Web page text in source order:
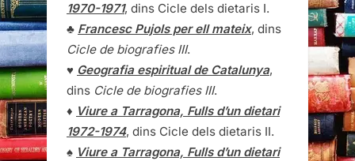
1970-1971, dins Cicle dels dietaris I.
♣ Francesc Pujols per ell mateix, dins
Cicle de biografies III.
♥ Geografia espiritual de Catalunya,
dins Cicle de biografies III.
♦ Viure a Tarragona, Fulls d’un dietari
1972-1974, dins Cicle dels dietaris II.
♠ Viure a Tarragona, Fulls d’un dietari